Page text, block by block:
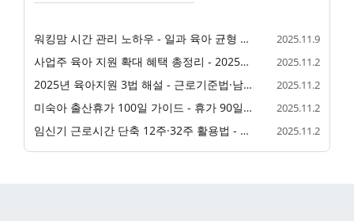
워킹맘 시간 관리 노하우 - 일과 육아 균형 맞추기 2025.11.9
사업주 육아 지원 확대 혜택 총정리 - 2025년 장려금·지원금 인상 2025.11.2
2025년 육아지원 3법 해설 - 근로기준법·남녀고용평등법·고용보험법 개정 총정리 2025.11.2
미숙아 출산휴가 100일 가이드 - 휴가 90일→100일 확대 2025.11.2
임신기 근로시간 단축 12주·32주 활용법 - 2025년 개정 완전 가이드 2025.11.2